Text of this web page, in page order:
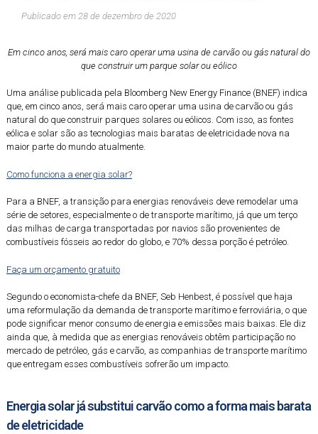
Publicado em 28 dedezembro de 2020
Em cinco anos, será mais caro operar uma usina de carvão ou gás natural do
que construir um parque solar ou eólico
Uma análise publicada pela Bloomberg New Energy Finance (BNEF) indica
que, em cinco anos, será mais caro operar uma usina de carvão ou gás
natural do que construir parques solares ou eólicos. Com isso, as fontes
eólica e solar são as tecnologias mais baratas de eletricidade nova na
maior parte do mundo atualmente.
Como funciona a energia solar?
Para a BNEF, a transição para energias renováveis deve remodelar uma
série de setores, especialmente o de transporte marítimo, já que um terço
das milhas de carga transportadas por navios são provenientes de
combustíveis fósseis ao redor do globo, e 70% dessa porção é petróleo.
Faça um orçamento gratuito
Segundo o economista-chefe da BNEF, Seb Henbest, é possível que haja
uma reformulação da demanda de transporte marítimo e ferroviária, o que
pode significar menor consumo de energia e emissões mais baixas. Ele diz
ainda que, à medida que as energias renováveis obtêm participação no
mercado de petróleo, gás e carvão, as companhias de transporte marítimo
que entregam esses combustíveis sofrerão um impacto.
Energia solar já substitui carvão como a forma mais barata
de eletricidade